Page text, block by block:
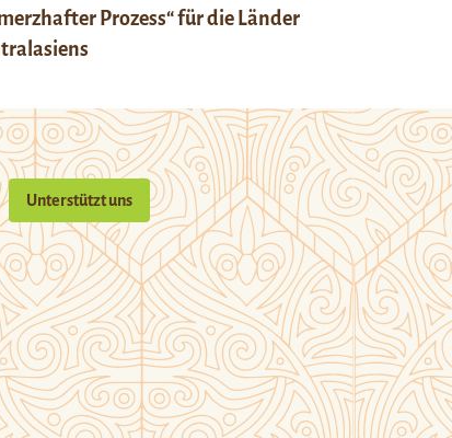
Prozess“ für die Länder
Unterstützt uns